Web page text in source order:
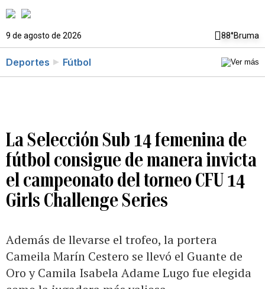
9 de agosto de 2026 88°Bruma
Deportes Fútbol
La Selección Sub 14 femenina de
fútbol consigue de manera invicta
el campeonato del torneo CFU 14
Girls Challenge Series
Además de llevarse el trofeo, la portera
Cameila Marín Cestero se llevó el Guante de
Oro y Camila Isabela Adame Lugo fue elegida